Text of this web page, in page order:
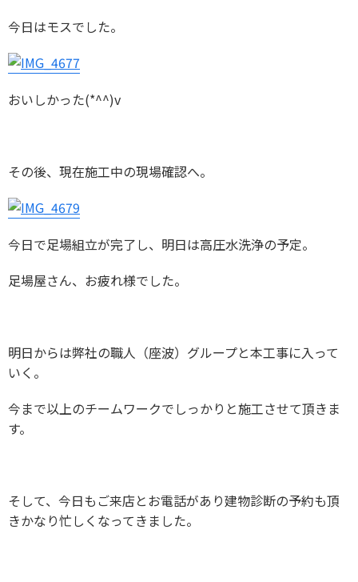
今日はモスでした。
おいしかった(*^^)v
その後、現在施工中の現場確認へ。
今日で足場組立が完了し、明日は高圧水洗浄の予定。
足場屋さん、お疲れ様でした。
明日からは弊社の職人（座波）グループと本工事に入って
いく。
今まで以上のチームワークでしっかりと施工させて頂きま
す。
そして、今日もご来店とお電話があり建物診断の予約も頂
きかなり忙しくなってきました。